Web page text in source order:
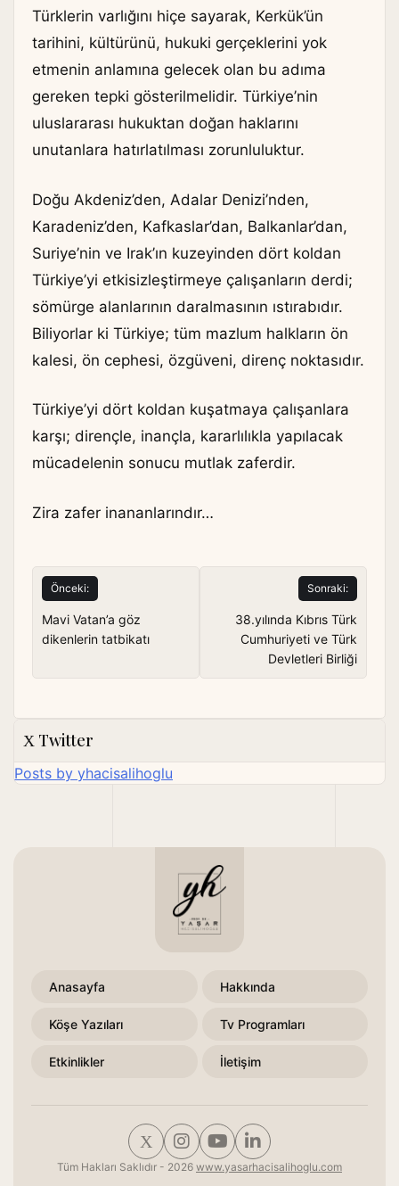
Türklerin varlığını hiçe sayarak, Kerkük’ün
tarihini, kültürünü, hukuki gerçeklerini yok
etmenin anlamına gelecek olan bu adıma
gereken tepki gösterilmelidir. Türkiye’nin
uluslararası hukuktan doğan haklarını
unutanlara hatırlatılması zorunluluktur.
Doğu Akdeniz’den, Adalar Denizi’nden,
Karadeniz’den, Kafkaslar’dan, Balkanlar’dan,
Suriye’nin ve Irak’ın kuzeyinden dört koldan
Türkiye’yi etkisizleştirmeye çalışanların derdi;
sömürge alanlarının daralmasının ıstırabıdır.
Biliyorlar ki Türkiye; tüm mazlum halkların ön
kalesi, ön cephesi, özgüveni, direnç noktasıdır.
Türkiye’yi dört koldan kuşatmaya çalışanlara
karşı; dirençle, inançla, kararlılıkla yapılacak
mücadelenin sonucu mutlak zaferdir.
Zira zafer inananlarındır…
Yazı
gezinmesi
Önceki:
Mavi Vatan’a göz
dikenlerin tatbikatı
Sonraki:
38.yılında Kıbrıs Türk
Cumhuriyeti ve Türk
Devletleri Birliği
Twitter
Posts by yhacisalihoglu
Anasayfa Hakkında
Köşe Yazıları Tv Programları
Etkinlikler İletişim
Tüm Hakları Saklıdır - 2026 www.yasarhacisalihoglu.com